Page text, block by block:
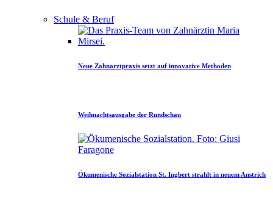
Schule & Beruf
Neue Zahnarztpraxis setzt auf innovative Methoden
Weihnachtsausgabe der Rundschau
Ökumenische Sozialstation St. Ingbert strahlt in neuem Anstrich